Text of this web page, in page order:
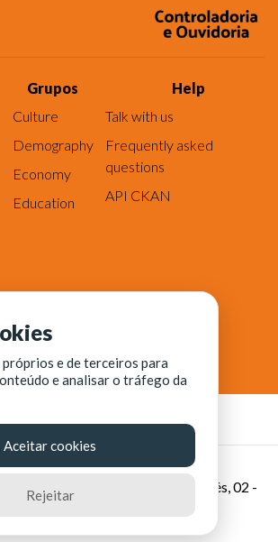
Grupos
Culture
Demography
Economy
Education
Help
Talk with us
Frequently asked
questions
API CKAN
- Fundação de Ciência,
de Fortaleza - Rua dos Tremembés, 02 -
CE
próprios e de terceiros para
e analisar o tráfego da
Aceitar cookies
Rejeitar